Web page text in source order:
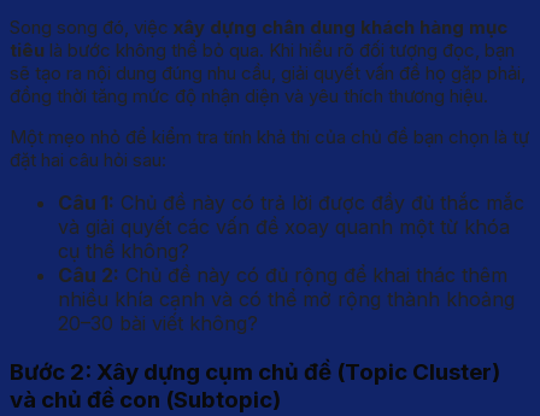
Song song đó, việc xây dựng chân dung khách hàng mục
tiêu là bước không thể bỏ qua. Khi hiểu rõ đối tượng đọc, bạn
sẽ tạo ra nội dung đúng nhu cầu, giải quyết vấn đề họ gặp phải,
đồng thời tăng mức độ nhận diện và yêu thích thương hiệu.
Một mẹo nhỏ để kiểm tra tính khả thi của chủ đề bạn chọn là tự
đặt hai câu hỏi sau:
Câu 1: Chủ đề này có trả lời được đầy đủ thắc mắc
và giải quyết các vấn đề xoay quanh một từ khóa
cụ thể không?
Câu 2: Chủ đề này có đủ rộng để khai thác thêm
nhiều khía cạnh và có thể mở rộng thành khoảng
20–30 bài viết không?
Bước 2: Xây dựng cụm chủ đề (Topic Cluster)
và chủ đề con (Subtopic)